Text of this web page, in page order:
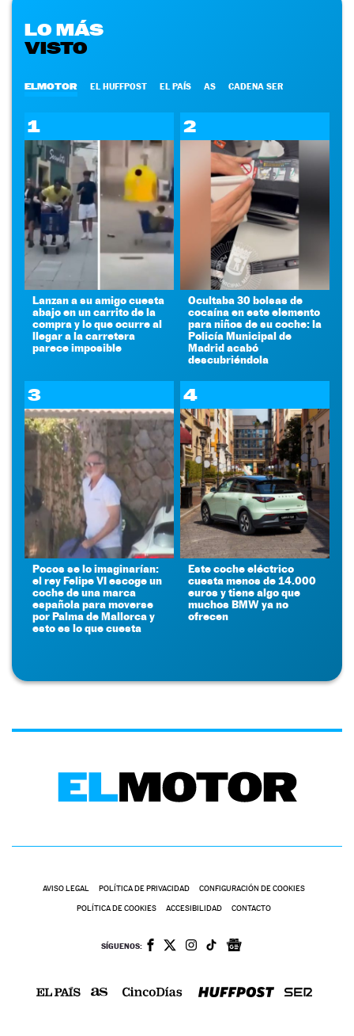
LO MÁS
VISTO
ELMOTOR EL HUFFPOST EL PAÍS AS CADENA SER
1
Lanzan a su amigo cuesta
abajo en un carrito de la
compra y lo que ocurre al
llegar a la carretera
parece imposible
2
Ocultaba 30 bolsas de
cocaína en este elemento
para niños de su coche: la
Policía Municipal de
Madrid acabó
descubriéndola
3
Pocos se lo imaginarían:
el rey Felipe VI escoge un
coche de una marca
española para moverse
por Palma de Mallorca y
esto es lo que cuesta
4
Este coche eléctrico
cuesta menos de 14.000
euros y tiene algo que
muchos BMW ya no
ofrecen
AVISO LEGAL POLÍTICA DE PRIVACIDAD CONFIGURACIÓN DE COOKIES
POLÍTICA DE COOKIES ACCESIBILIDAD CONTACTO
SÍGUENOS: